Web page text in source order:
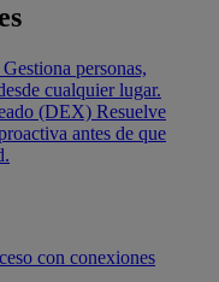
Gestiona personas,
cualquier lugar.
(DEX) Resuelve
antes de que
con conexiones